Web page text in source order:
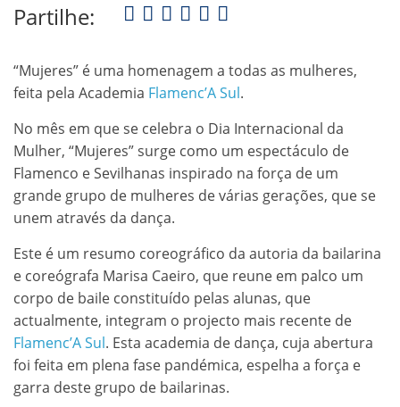
Partilhe:
“Mujeres” é uma homenagem a todas as mulheres,
feita pela Academia Flamenc’A Sul.
No mês em que se celebra o Dia Internacional da
Mulher, “Mujeres” surge como um espectáculo de
Flamenco e Sevilhanas inspirado na força de um
grande grupo de mulheres de várias gerações, que se
unem através da dança.
Este é um resumo coreográfico da autoria da bailarina
e coreógrafa Marisa Caeiro, que reune em palco um
corpo de baile constituído pelas alunas, que
actualmente, integram o projecto mais recente de
Flamenc’A Sul. Esta academia de dança, cuja abertura
foi feita em plena fase pandémica, espelha a força e
garra deste grupo de bailarinas.